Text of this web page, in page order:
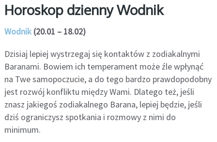
Horoskop dzienny Wodnik
Wodnik(20.01 – 18.02)
Dzisiaj lepiej wystrzegaj się kontaktów z zodiakalnymi
Baranami. Bowiem ich temperament może źle wpłynąć
na Twe samopoczucie, a do tego bardzo prawdopodobny
jest rozwój konfliktu między Wami. Dlatego też, jeśli
znasz jakiegoś zodiakalnego Barana, lepiej będzie, jeśli
dziś ograniczysz spotkania i rozmowy z nimi do
minimum.